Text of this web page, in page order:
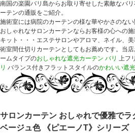
南国の楽園バリ島からお取り寄せした素敵なバ
ーテンの通販をご紹介。
施術室には病院のカーテンの様な華やかさのな
おしゃれなサロンカーテンならお客様の心への
キット・・・エステサロンやアロマ、ネイル、
術室間仕切りカーテンとしてもお薦めです。当
ームタイプのおしゃれな遮光カーテン バリ 上フ
リ バランス付きフラットスタイルのかわいい遮
サロンカーテン おしゃれで優雅で
ベージュ色 《ピエーノT》シリーズ